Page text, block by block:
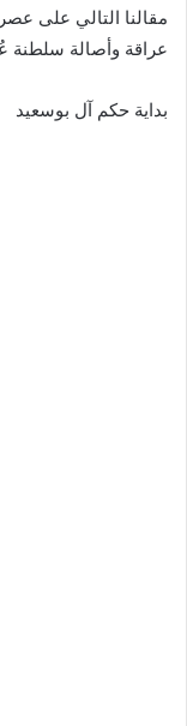
مقالنا التالي على
عراقة وأصالة سلطنة
بداية حكم آل بوسعيد